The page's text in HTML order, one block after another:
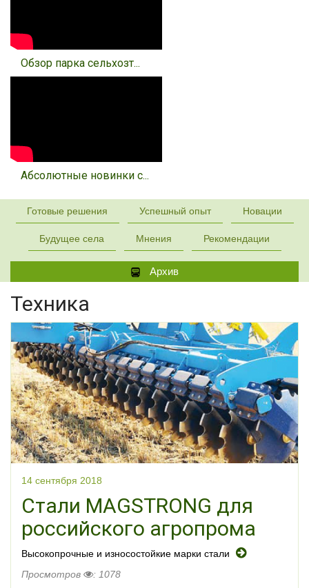
Обзор парка сельхозт...
Абсолютные новинки с...
Готовые решения Успешный опыт Новации
Будущее села Мнения Рекомендации
Архив
Техника
14 сентября 2018
Стали MAGSTRONG для
российского агропрома
Высокопрочные и износостойкие марки стали
Просмотров
: 1078